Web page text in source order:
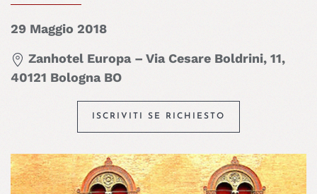
29 Maggio 2018
Zanhotel Europa – Via Cesare Boldrini, 11,
40121 Bologna BO
ISCRIVITI SE RICHIESTO